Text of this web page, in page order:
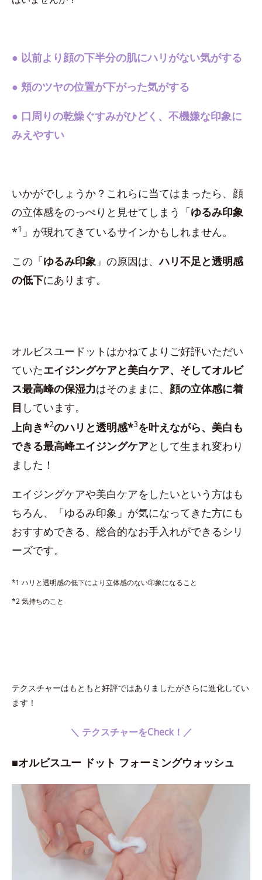
● 以前より顔の下半分の肌にハリがない気がする
● 頬のツヤの位置が下がった気がする
● 口周りの乾燥ぐすみがひどく、不機嫌な印象に
みえやすい
いかがでしょうか？これらに当てはまったら、顔
の立体感をのっぺりと見せてしまう「ゆるみ印象
*1 」が現れてきているサインかもしれません。
この「ゆるみ印象 」の原因は、ハリ不足と透明感
の低下にあります。
オルビスユードットはかねてよりご好評いただい
ていたエイジングケアと美白ケア、そしてオルビ
ス最高峰の保湿力はそのままに、 顔の立体感に着
目 しています。
上向き*2のハリと透明感*3を叶えながら、美白も
できる最高峰エイジングケアとして生まれ変わり
ました！
エイジングケアや美白ケアをしたいという方はも
ちろん、「ゆるみ印象」が気になってきた方にも
おすすめできる、総合的なお手入れができるシリ
ーズです。
*1 ハリと透明感の低下により立体感のない印象になること
*2 気持ちのこと
テクスチャーはもともと好評ではありましたがさらに進化してい
ます！
＼ テクスチャーをCheck！／
■オルビスユー ドット フォーミングウォッシュ